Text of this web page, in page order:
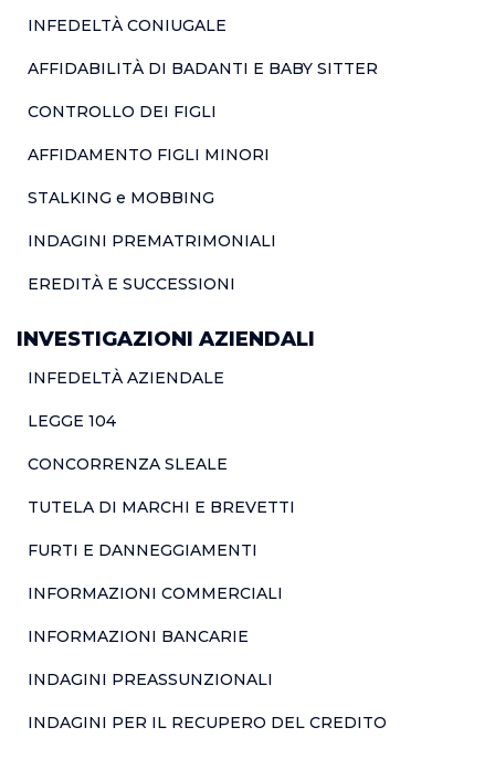
INFEDELTÀ CONIUGALE
AFFIDABILITÀ DI BADANTI E BABY SITTER
CONTROLLO DEI FIGLI
AFFIDAMENTO FIGLI MINORI
STALKING e MOBBING
INDAGINI PREMATRIMONIALI
EREDITÀ E SUCCESSIONI
INVESTIGAZIONI AZIENDALI
INFEDELTÀ AZIENDALE
LEGGE 104
CONCORRENZA SLEALE
TUTELA DI MARCHI E BREVETTI
FURTI E DANNEGGIAMENTI
INFORMAZIONI COMMERCIALI
INFORMAZIONI BANCARIE
INDAGINI PREASSUNZIONALI
INDAGINI PER IL RECUPERO DEL CREDITO